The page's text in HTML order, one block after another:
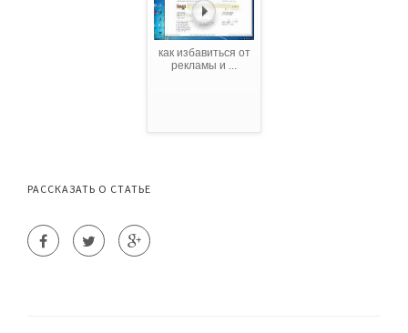
как избавиться от
рекламы и ...
РАССКАЗАТЬ О СТАТЬЕ